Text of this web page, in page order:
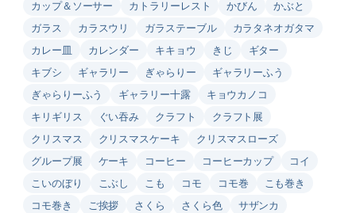
カップ＆ソーサー
カトラリーレスト かびん
かぶと
ガラス
カラスウリ ガラステーブル
カラタネオガタマ
カレー皿
カレンダー キキョウ きじ
ギター
キブシ
ギャラリー ぎゃらりー
ギャラリーふう
ぎゃらりーふう
ギャラリー十露
キョウカノコ
キリギリス
ぐい吞み クラフト
クラフト展
クリスマス
クリスマスケーキ
クリスマスローズ
グループ展
ケーキ コーヒー コーヒーカップ
コイ
こいのぼり
こぶし こも コモ コモ巻
こも巻き
コモ巻き
ご挨拶 さくら さくら色
サザンカ